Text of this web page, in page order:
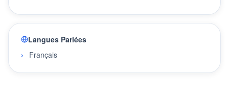
Langues Parlées
Français